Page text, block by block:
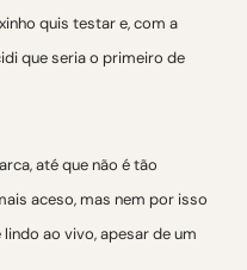
quis testar e, com a
que seria o primeiro de
até que não é tão
aceso, mas nem por isso
ao vivo, apesar de um